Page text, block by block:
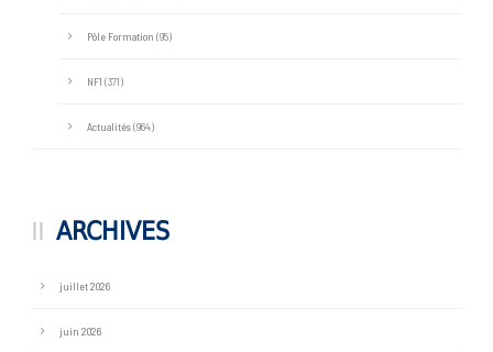
Pôle Formation (95)
NF1 (371)
Actualités(964)
ARCHIVES
juillet 2026
juin 2026